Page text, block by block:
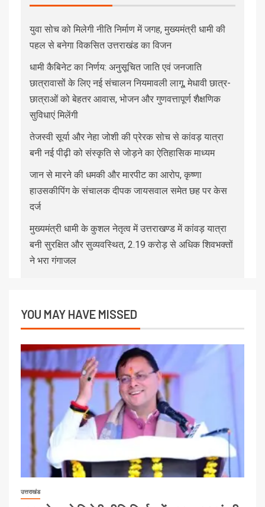
युवा सोच को मिलेगी नीति निर्माण में जगह, मुख्यमंत्री धामी की
पहल से बनेगा विकसित उत्तराखंड का विजन
धामी कैबिनेट का निर्णय: अनुसूचित जाति एवं जनजाति
छात्रावासों के लिए नई संचालन नियमावली लागू, मेधावी छात्र-
छात्राओं को बेहतर आवास, भोजन और गुणवत्तापूर्ण शैक्षणिक
सुविधाएं मिलेंगी
तेजस्वी सूर्या और नेहा जोशी की प्रेरक सोच से कांवड़ यात्रा
बनी नई पीढ़ी को संस्कृति से जोड़ने का ऐतिहासिक माध्यम
जान से मारने की धमकी और मारपीट का आरोप, कृष्णा
हाउसकीपिंग के संचालक दीपक जायसवाल समेत छह पर केस
दर्ज
मुख्यमंत्री धामी के कुशल नेतृत्व में उत्तराखण्ड में कांवड़ यात्रा
बनी सुरक्षित और सुव्यवस्थित, 2.19 करोड़ से अधिक शिवभक्तों
ने भरा गंगाजल
YOU MAY HAVE MISSED
उत्तराखंड